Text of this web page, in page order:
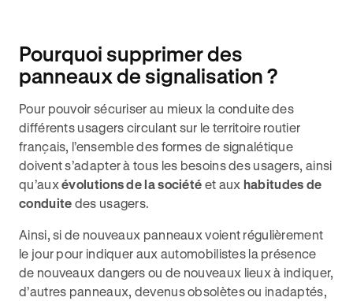
Pourquoi supprimer des
panneaux de signalisation ?
Pour pouvoir sécuriser au mieux la conduite des
différents usagers circulant sur le territoire routier
français, l’ensemble des formes de signalétique
doivent s’adapter à tous les besoins des usagers, ainsi
qu’aux évolutions de la société et aux habitudes de
conduite des usagers.
Ainsi, si de nouveaux panneaux voient régulièrement
le jour pour indiquer aux automobilistes la présence
de nouveaux dangers ou de nouveaux lieux à indiquer,
d’autres panneaux, devenus obsolètes ou inadaptés,